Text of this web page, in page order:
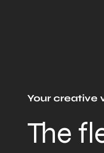
Your creative
The